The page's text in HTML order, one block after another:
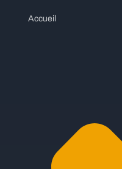
Accueil